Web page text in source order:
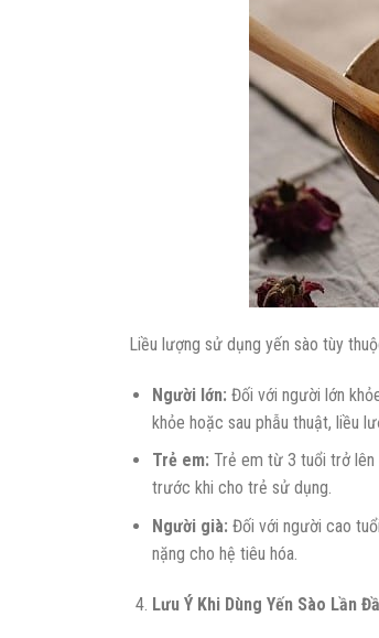
Liều lượng sử dụng yến sào tùy
Người lớn: Đối với người lớn
khỏe hoặc sau phẫu thuật, liều
Trẻ em: Trẻ em từ 3 tuổi trở lên
trước khi cho trẻ sử dụng.
Người già: Đối với người cao
nặng cho hệ tiêu hóa.
Lưu Ý Khi Dùng Yến Sào Lần